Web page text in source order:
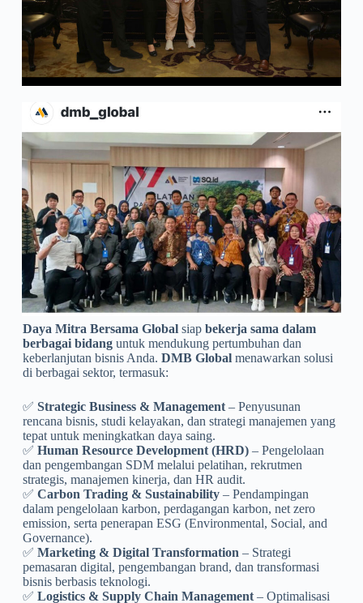
Daya Mitra Bersama Globalsiap bekerja sama dalam
berbagai bidanguntuk mendukung pertumbuhan dan
keberlanjutan bisnis Anda. DMB Globalmenawarkan solusi
di berbagai sektor, termasuk:
✅ Strategic Business & Management– Penyusunan
rencana bisnis, studi kelayakan, dan strategi manajemen yang
tepat untuk meningkatkan daya saing.
✅ Human Resource Development (HRD)– Pengelolaan
dan pengembangan SDM melalui pelatihan, rekrutmen
strategis, manajemen kinerja, dan HR audit.
✅ Carbon Trading & Sustainability– Pendampingan
dalam pengelolaan karbon, perdagangan karbon, net zero
emission, serta penerapan ESG (Environmental, Social, and
Governance).
✅ Marketing & Digital Transformation – Strategi
pemasaran digital, pengembangan brand, dan transformasi
bisnis berbasis teknologi.
✅ Logistics & Supply Chain Management– Optimalisasi